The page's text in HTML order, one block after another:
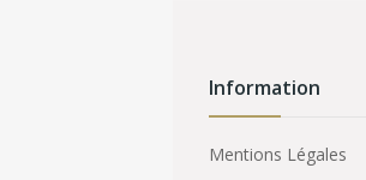
Information
Mentions Légales